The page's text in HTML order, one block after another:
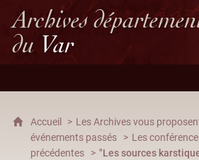
Archives
du Var
Accueil Les Archives vous
événements passés
Les
précédentes
"Les sources